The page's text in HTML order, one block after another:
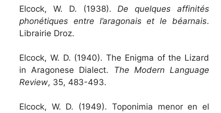
Elcock, W. D. (1938). De quelques affinités
phonétiques entre l’aragonais et le béarnais.
Librairie Droz.
Elcock, W. D. (1940). The Enigma of the Lizard
in Aragonese Dialect.
The Modern Language
Review, 35, 483-493.
Elcock, W. D. (1949). Toponimia menor en el